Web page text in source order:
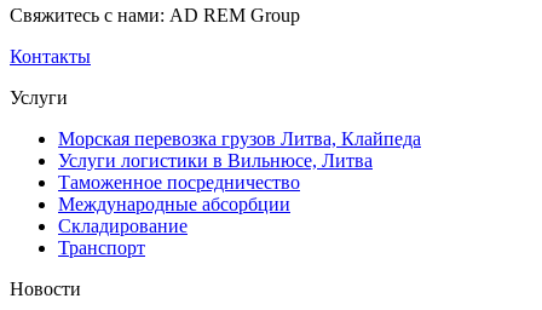
Свяжитесь с нами: AD REM Group
Контакты
Услуги
Морская перевозка грузов Литва, Клайпеда
Услуги логистики в Вильнюсе, Литва
Таможенное посредничество
Международные абсорбции
Складирование
Транспорт
Новости